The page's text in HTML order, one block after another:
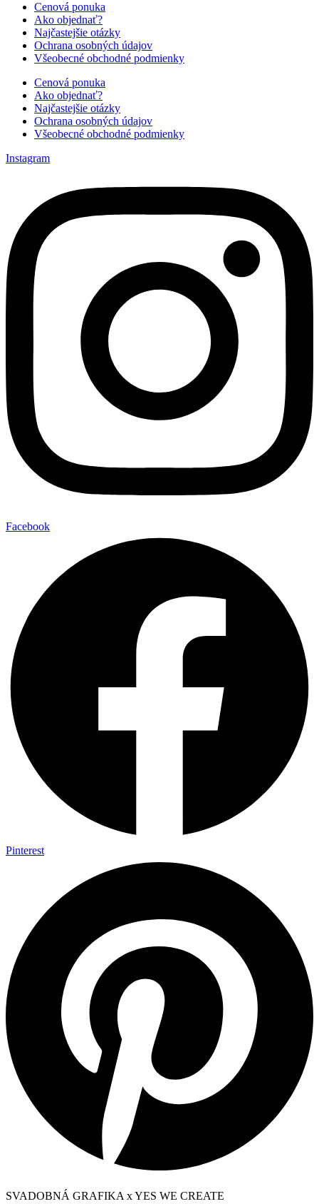
Cenová ponuka
Ako objednať?
Najčastejšie otázky
Ochrana osobných údajov
Všeobecné obchodné podmienky
Cenová ponuka
Ako objednať?
Najčastejšie otázky
Ochrana osobných údajov
Všeobecné obchodné podmienky
Instagram
Facebook
Pinterest
SVADOBNÁ GRAFIKA x YES WE CREATE